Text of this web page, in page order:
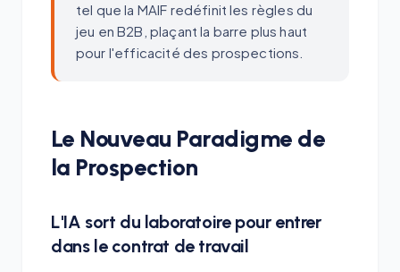
tel que la MAIF redéfinit les règles du
jeu en B2B, plaçant la barre plus haut
pour l'efficacité des prospections.
Le Nouveau Paradigme de
la Prospection
L'IA sort du laboratoire pour entrer
dans le contrat de travail